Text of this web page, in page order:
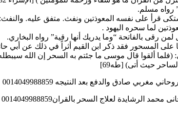
رواه مسلم.
قرأ على نفسه المعوذتين ونفث. متفق عليه. والنفث:
لما سحره اليهود .
رقى بالفاتحة “وما يدريك أنها رقية” رواه البخاري.
على المسحور فقد ذكر ابن القيم أثراً في ذلك عن
حيث أتى) [طه69]
صادق والدفع بعد النتيجه 0014049988859
الرشايدة لعلاج السحر بالقران0014049988859